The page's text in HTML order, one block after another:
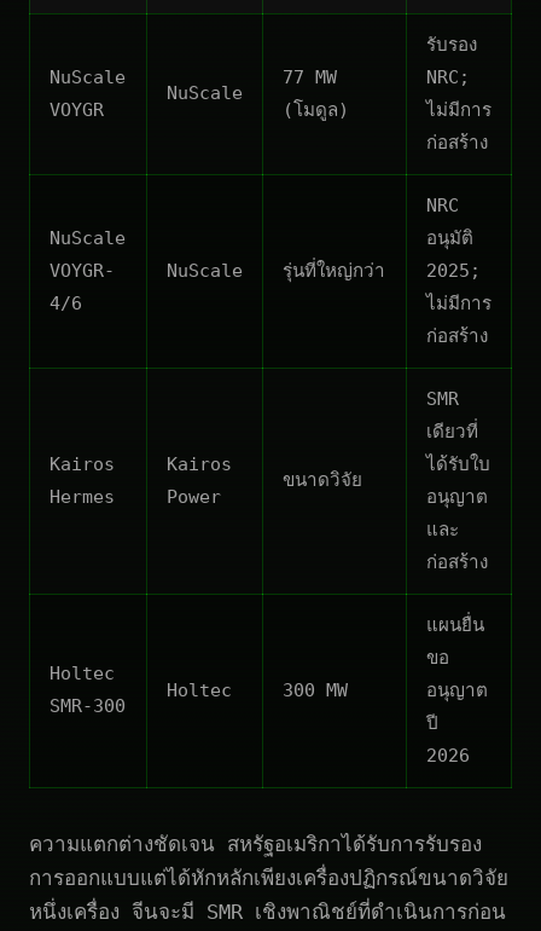
NuScale
VOYGR
NuScale
77 MW
(โมดูล)
รับรอง
NRC;
ไม่มีการ
ก่อสร้าง
NuScale
VOYGR-
4/6
NuScale รุ่นที่ใหญ่กว่า
NRC
อนุมัติ
2025;
ไม่มีการ
ก่อสร้าง
Kairos
Hermes
Kairos
Power
ขนาดวิจัย
SMR
เดียวที่
ได้รับใบ
อนุญาต
และ
ก่อสร้าง
Holtec
SMR-300
Holtec 300 MW
แผนยื่น
ขอ
อนุญาต
ปี
2026
ความแตกต่างชัดเจน สหรัฐอเมริกาได้รับการรับรอง
การออกแบบแต่ได้หักหลักเพียงเครื่องปฏิกรณ์ขนาดวิจัย
หนึ่งเครื่อง จีนจะมี SMR เชิงพาณิชย์ที่ดำเนินการก่อน